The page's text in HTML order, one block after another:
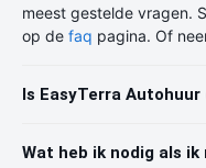
meest gestelde vragen.
op de faq pagina. Of
Is EasyTerra
Wat heb ik nodig als